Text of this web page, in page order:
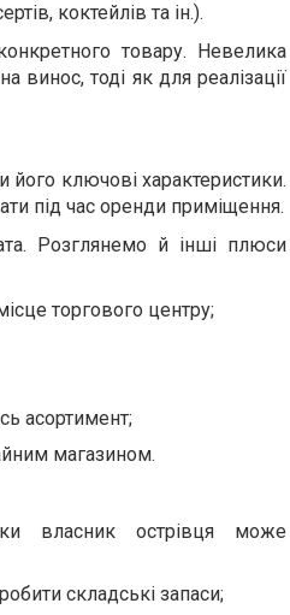
коктейлів та ін.).
товару. Невелика
тоді як для реалізації
його ключові характеристики.
під час оренди приміщення.
Розглянемо й інші плюси
торгового центру;
асортимент;
магазином.
власник острівця може
складські запаси;